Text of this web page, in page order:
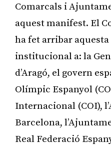
Comarcals i
aquest manifest. El
ha fet arribar
institucional a: la
d’Aragó, el govern
Olímpic Espanyol
Internacional (COI),
Barcelona,
Real Federació